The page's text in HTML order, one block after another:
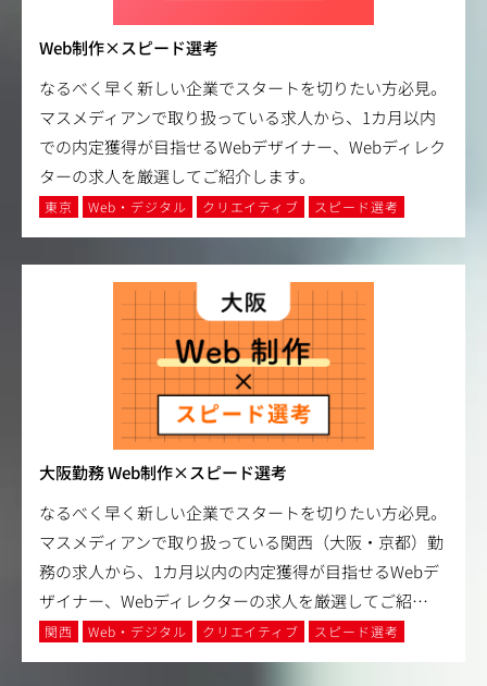
Web制作×スピード選考
なるべく早く新しい企業でスタートを切りたい方必見。
マスメディアンで取り扱っている求人から、1カ月以内
での内定獲得が目指せるWebデザイナー、Webディレク
ターの求人を厳選してご紹介します。
東京 Web・デジタル クリエイティブ スピード選考
大阪勤務 Web制作×スピード選考
なるべく早く新しい企業でスタートを切りたい方必見。
マスメディアンで取り扱っている関西（大阪・京都）勤
務の求人から、1カ月以内の内定獲得が目指せるWebデ
ザイナー、Webディレクターの求人を厳選してご紹…
関西 Web・デジタル クリエイティブ スピード選考